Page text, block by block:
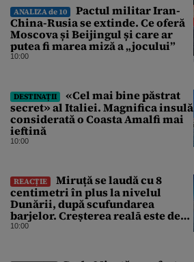
ANALIZA de 10
Pactul militar Iran-
China-Rusia se extinde. Ce oferă
Moscova și Beijingul și care ar
putea fi marea miză a „jocului”
10:00
DESTINAȚII
«Cel mai bine păstrat
secret» al Italiei. Magnifica insulă
considerată o Coasta Amalfi mai
ieftină
10:00
REACȚIE
Miruță se laudă cu 8
centimetri în plus la nivelul
Dunării, după scufundarea
barjelor. Creșterea realā este de
doar 4 centimetri
10:00